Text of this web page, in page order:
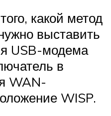
какой метод
выставить
USB-модема
в
WAN-
WISP.